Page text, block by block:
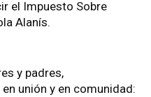
el Impuesto Sobre
Alanís.
y padres,
unión y en comunidad: